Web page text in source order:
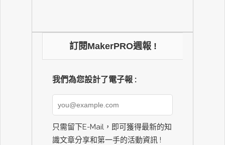
訂閱MakerPRO週報 !
我們為您設計了電子報 :
只需留下E-Mail，即可獲得最新的知
識文章分享和第一手的活動資訊 !